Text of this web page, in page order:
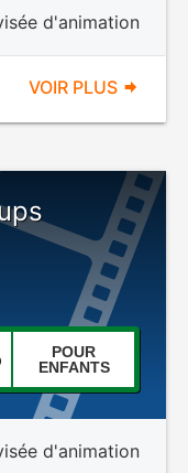
d'animation
VOIR PLUS
POUR
ENFANTS
d'animation